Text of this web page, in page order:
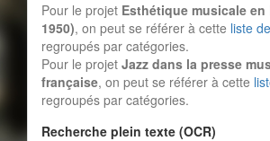
Pour le projet Esthétique musicale en
1950), on peut se référer à cette liste
regroupés par catégories.
Pour le projet Jazz dans la presse
française, on peut se référer à cette
regroupés par catégories.
Recherche plein texte (OCR)